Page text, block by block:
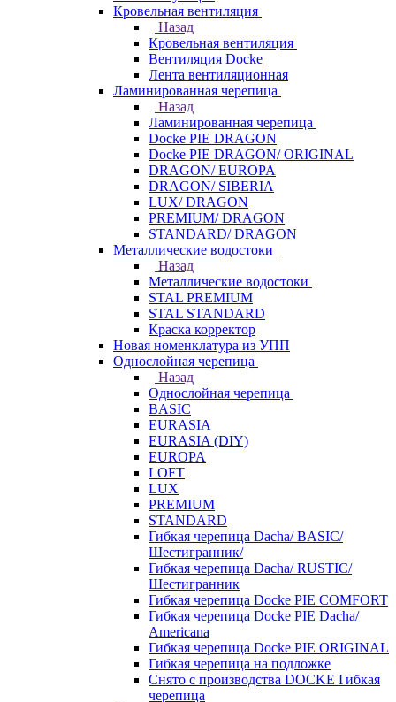
Кровельная вентиляция
Назад
Кровельная вентиляция
Вентиляция Docke
Лента вентиляционная
Ламинированная черепица
Назад
Ламинированная черепица
Docke PIE DRAGON
Docke PIE DRAGON/ ORIGINAL
DRAGON/ EUROPA
DRAGON/ SIBERIA
LUX/ DRAGON
PREMIUM/ DRAGON
STANDARD/ DRAGON
Металлические водостоки
Назад
Металлические водостоки
STAL PREMIUM
STAL STANDARD
Краска корректор
Новая номенклатура из УПП
Однослойная черепица
Назад
Однослойная черепица
BASIC
EURASIA
EURASIA (DIY)
EUROPA
LOFT
LUX
PREMIUM
STANDARD
Гибкая черепица Dacha/ BASIC/
Шестигранник/
Гибкая черепица Dacha/ RUSTIC/
Шестигранник
Гибкая черепица Docke PIE COMFORT
Гибкая черепица Docke PIE Dacha/
Americana
Гибкая черепица Docke PIE ОRIGINАL
Гибкая черепица на подложке
Снято с производства DOCKE Гибкая
черепица